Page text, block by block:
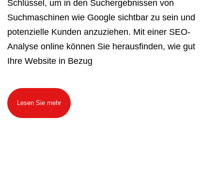
Schlüssel, um in den Suchergebnissen von
Suchmaschinen wie Google sichtbar zu sein und
potenzielle Kunden anzuziehen. Mit einer SEO-
Analyse online können Sie herausfinden, wie gut
Ihre Website in Bezug
Lesen Sie mehr